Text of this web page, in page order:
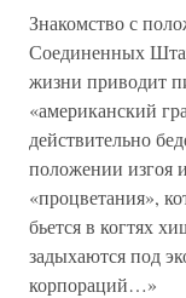
Знакомство с
Соединенных
жизни приводит
«американский
действительно
положении изгоя
«процветания»,
бьется в когтях
задыхаются под
корпораций…»